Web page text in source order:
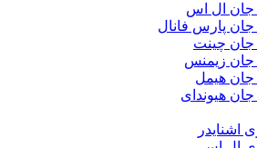
جان ال اس
پارس فانال
جان چینت
جان زیمنس
جان هیمل
هیوندای
اشنایدر